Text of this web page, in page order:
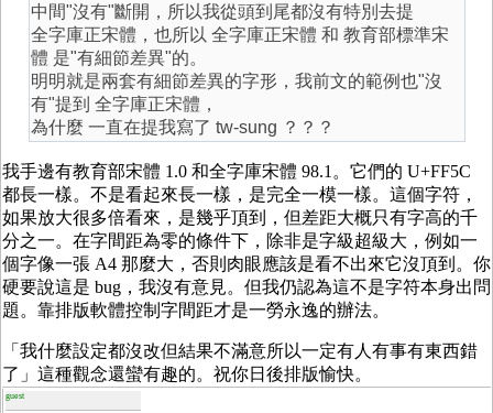
中間"沒有"斷開，所以我從頭到尾都沒有特別去提
全字庫正宋體，也所以 全字庫正宋體 和 教育部標準宋
體 是"有細節差異"的。
明明就是兩套有細節差異的字形，我前文的範例也"沒
有"提到 全字庫正宋體，
為什麼 一直在提我寫了 tw-sung ？？？
我手邊有教育部宋體 1.0 和全字庫宋體 98.1。它們的 U+FF5C
都長一樣。不是看起來長一樣，是完全一模一樣。這個字符，
如果放大很多倍看來，是幾乎頂到，但差距大概只有字高的千
分之一。在字間距為零的條件下，除非是字級超級大，例如一
個字像一張 A4 那麼大，否則肉眼應該是看不出來它沒頂到。你
硬要說這是 bug，我沒有意見。但我仍認為這不是字符本身出問
題。靠排版軟體控制字間距才是一勞永逸的辦法。
「我什麼設定都沒改但結果不滿意所以一定有人有事有東西錯
了」這種觀念還蠻有趣的。祝你日後排版愉快。
guest